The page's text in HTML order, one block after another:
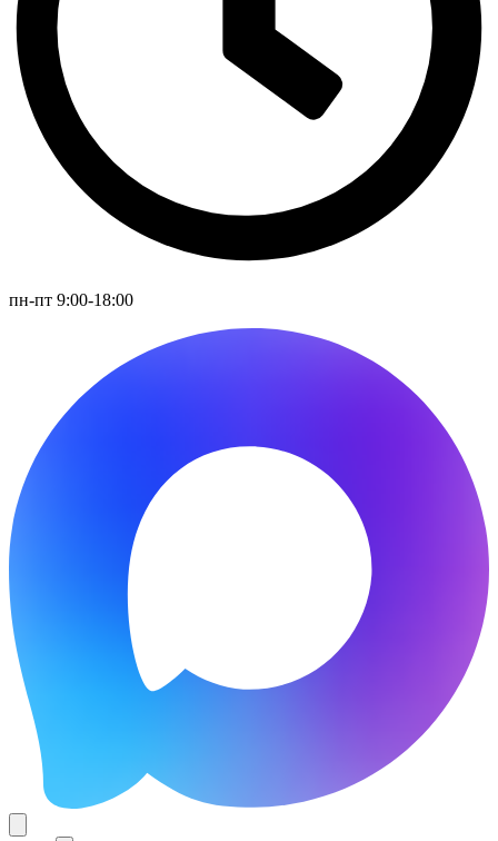
пн-пт 9:00-18:00